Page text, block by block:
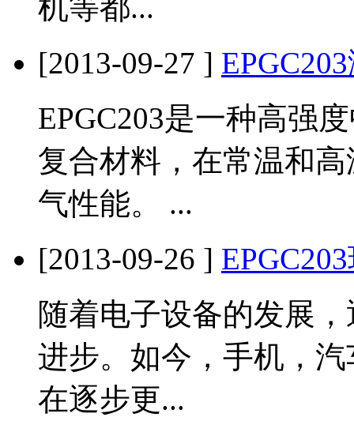
机等都...
[2013-09-27 ]
EPGC203是一种高强
复合材料，在常温和
气性能。 ...
[2013-09-26 ]
随着电子设备的发展
进步。如今，手机，
在逐步更...